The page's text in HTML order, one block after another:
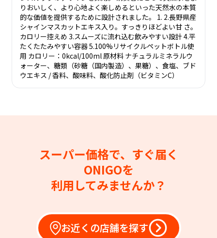
りおいしく、より心地よく楽しめるといった天然水の本質
的な価値を提供するために設計されました。 1. 2.長野県産
シャインマスカットエキス入り。すっきりほどよい甘 さ。
カロリー控えめ 3.スムーズに流れ込む飲みやすい設計 4.平
たくたたみやすい容器 5.100%リサイクルペットボトル使
用 カロリー：0kcal/100ml 原材料 ナチュラルミネラルウ
ォーター、糖類（砂糖（国内製造）、果糖）、食塩、ブド
ウエキス / 香料、酸味料、酸化防止剤（ビタミンC）
スーパー価格で、すぐ届く
ONIGOを
利用してみませんか？
お近くの店舗を探す